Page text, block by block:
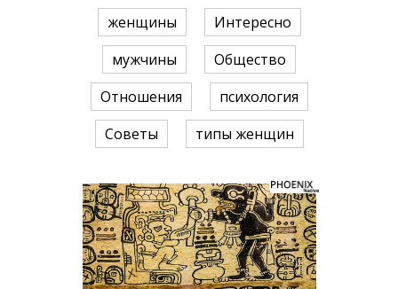
женщины
Интересно
мужчины
Общество
Отношения
психология
Советы
типы женщин